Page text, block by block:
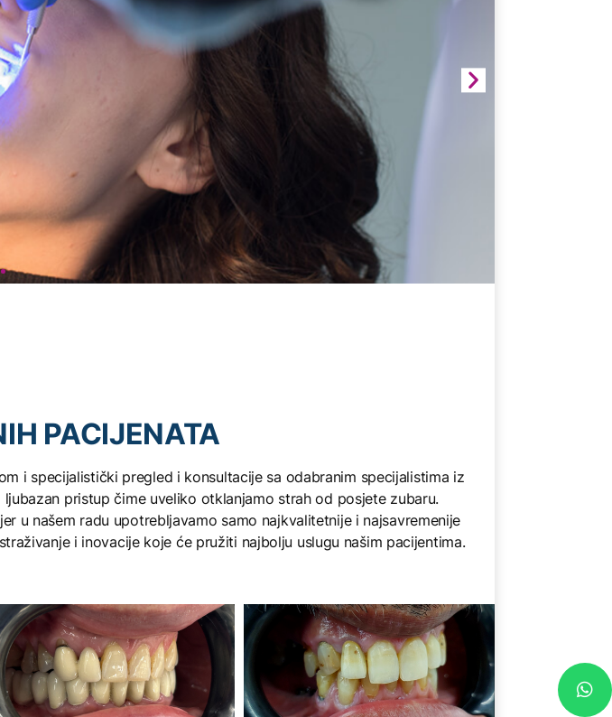
PACIJENATA
i specijalistički pregled i konsultacije sa odabranim specijalistima iz
pristup čime uveliko otklanjamo strah od posjete zubaru.
u našem radu upotrebljavamo samo najkvalitetnije i najsavremenije
i inovacije koje će pružiti najbolju uslugu našim pacijentima.